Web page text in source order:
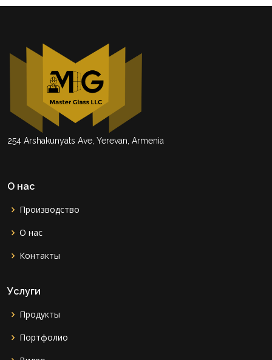
254 Arshakunyats Ave, Yerevan, Armenia
О нас
Производство
О нас
Контакты
Услуги
Продукты
Портфолио